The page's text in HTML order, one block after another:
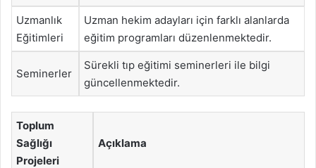
Uzmanlık
Eğitimleri
Uzman hekim adayları için farklı alanlarda
eğitim programları düzenlenmektedir.
Seminerler
Sürekli tıp eğitimi seminerleri ile bilgi
güncellenmektedir.
Toplum
Sağlığı
Projeleri
Açıklama